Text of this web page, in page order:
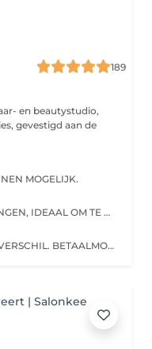
189
en beautystudio,
gevestigd aan de
MOGELIJK.
KORTE EN EFFICIËNTE BEHANDELINGEN, IDEAAL OM TE STARTEN OF TE ONDERHOUDEN. BETAALMOGELIJKHEDEN IN TERMIJNEN MOGELIJK.
DIRECT BIJ DE EERSTE KEER ZIE JE VERSCHIL. BETAALMOGELIJKHEDEN IN TERMIJNEN MOGELIJK.